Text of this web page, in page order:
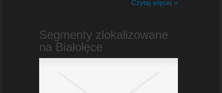
Czytaj więcej »
Segmenty zlokalizowane
na Białołęce